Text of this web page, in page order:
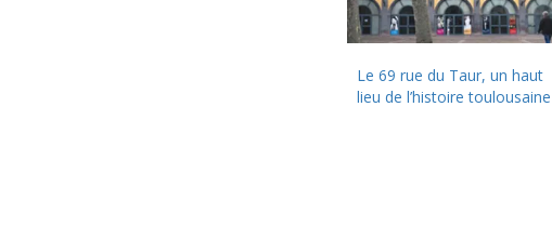
Le 69 rue du Taur, un haut
lieu de l’histoire toulousaine